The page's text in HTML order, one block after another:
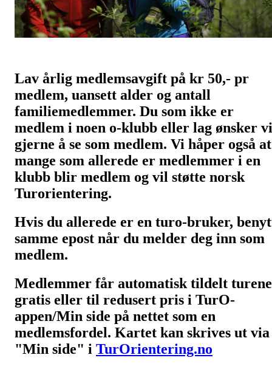
Lav årlig medlemsavgift på kr 50,- pr
medlem, uansett alder og antall
familiemedlemmer. Du som ikke er
medlem i noen o-klubb eller lag ønsker vi
gjerne å se som medlem. Vi håper også at
mange som allerede er medlemmer i en
klubb blir medlem og vil støtte norsk
Turorientering.
Hvis du allerede er en turo-bruker,
samme epost når du melder deg inn som
medlem.
Medlemmer får automatisk tildelt turene
gratis eller til redusert pris i TurO-
appen/Min side på nettet som en
medlemsfordel. Kartet kan skrives ut via
"Min side" i TurOrientering.no